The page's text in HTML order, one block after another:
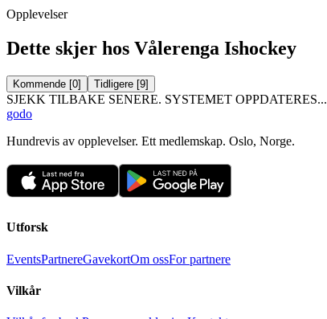
Opplevelser
Dette skjer hos Vålerenga Ishockey
Kommende [0] Tidligere [9]
SJEKK TILBAKE SENERE. SYSTEMET OPPDATERES...
godo
Hundrevis av opplevelser. Ett medlemskap. Oslo, Norge.
Utforsk
EventsPartnereGavekortOm ossFor partnere
Vilkår